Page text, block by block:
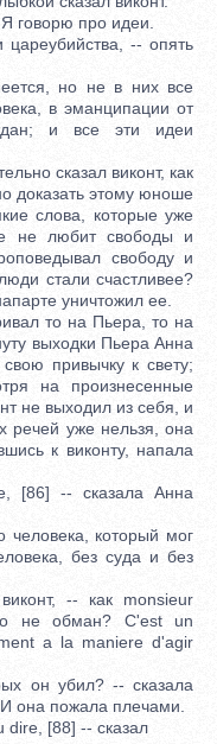
говорю про идеи.
-- опять
но не в них все
в эманципации от
и все эти идеи
сказал виконт, как
доказать этому юноше
слова, которые уже
не любит свободы и
свободу и
стали счастливее?
уничтожил ее.
то на Пьера, то на
выходки Пьера Анна
привычку к свету;
на произнесенные
не выходил из себя, и
речей уже нельзя, она
к виконту, напала
-- сказала Анна
который мог
без суда и без
-- как monsieur
не обман? C'est un
a la maniere d'agir
он убил? -- сказала
она пожала плечами.
[88] -- сказал